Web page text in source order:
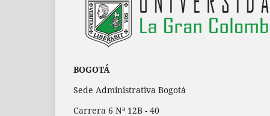
BOGOTÁ
Sede Administrativa Bogotá
Carrera 6 Nª 12B - 40